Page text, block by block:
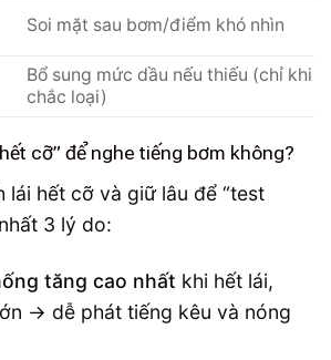
Soi mặt sau bơm/điểm khó nhìn
Bổ sung mức dầu nếu thiếu (chỉ khi
chắc loại)
cỡ” để nghe tiếng bơm không?
lái hết cỡ và giữ lâu để “test
3 lý do:
tăng cao nhất khi hết lái,
→ dễ phát tiếng kêu và nóng